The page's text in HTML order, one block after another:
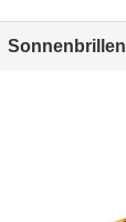
Sonnenbrillen